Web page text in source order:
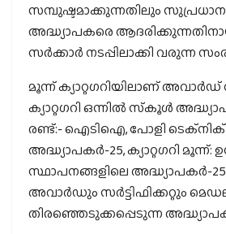
സമ്പുഷ്ടമാക്കുന്നതിലും സുപ്രധാന
അദ്ധ്യാപകരെ
സർക്കാർ നടപ്പിലാക്കി വരുന്ന
മൂന്ന് ക്യാറ്റഗറിയിലാണ് അവാർഡ്
ക്യാറ്റഗറി ഒന്നിൽ സ്‌കൂൾ
രണ്ട്:- ഐടിഐ, പോളി ടെക്‌നിക്
അദ്ധ്യാപകർ-25, ക്യാറ്റഗറി മൂന്ന്:
സ്ഥാപനങ്ങളിലെ അദ്ധ്യാപകർ-
അവാർഡും സർട്ടിഫിക്കറ്റും
തിരഞ്ഞെടുക്കപ്പെടുന്ന